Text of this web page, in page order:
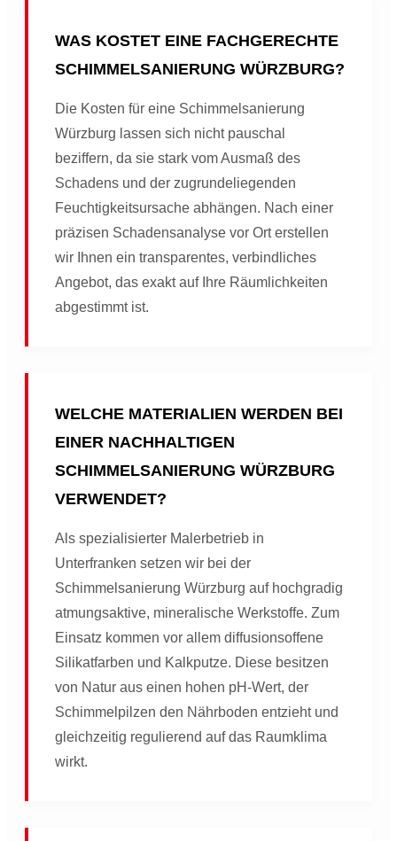
WAS KOSTET EINE FACHGERECHTE
SCHIMMELSANIERUNG WÜRZBURG?
Die Kosten für eine Schimmelsanierung
Würzburg lassen sich nicht pauschal
beziffern, da sie stark vom Ausmaß des
Schadens und der zugrundeliegenden
Feuchtigkeitsursache abhängen. Nach einer
präzisen Schadensanalyse vor Ort erstellen
wir Ihnen ein transparentes, verbindliches
Angebot, das exakt auf Ihre Räumlichkeiten
abgestimmt ist.
WELCHE MATERIALIEN WERDEN BEI
EINER NACHHALTIGEN
SCHIMMELSANIERUNG WÜRZBURG
VERWENDET?
Als spezialisierter Malerbetrieb in
Unterfranken setzen wir bei der
Schimmelsanierung Würzburg auf hochgradig
atmungsaktive, mineralische Werkstoffe. Zum
Einsatz kommen vor allem diffusionsoffene
Silikatfarben und Kalkputze. Diese besitzen
von Natur aus einen hohen pH-Wert, der
Schimmelpilzen den Nährboden entzieht und
gleichzeitig regulierend auf das Raumklima
wirkt.